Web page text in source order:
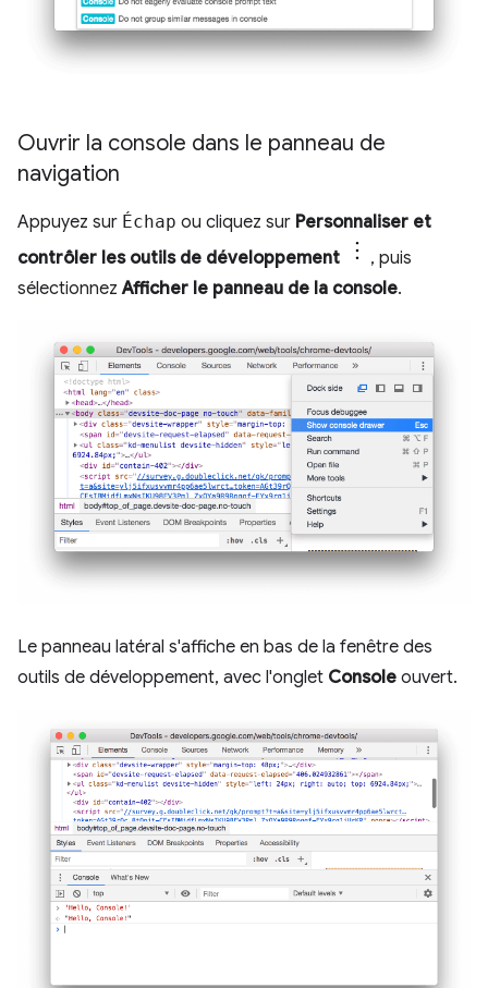
Ouvrir la console dans le panneau de
navigation
Appuyez sur Échap ou cliquez sur Personnaliser et
contrôler les outils de développement
, puis
sélectionnezAfficher le panneau de la console.
Le panneau latéral s'affiche en bas de la fenêtre des
outils de développement, avec l'onglet Console ouvert.